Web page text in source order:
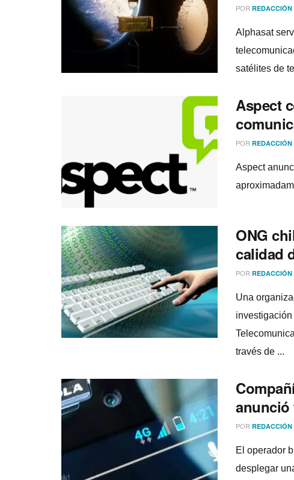
POR REDACCIÓN
Alphasat
satélites de
Aspect
POR REDACCIÓN
Aspect
ONG
calidad
POR REDACCIÓN
Una
través de ...
anunció
POR REDACCIÓN
El operador
desplegar